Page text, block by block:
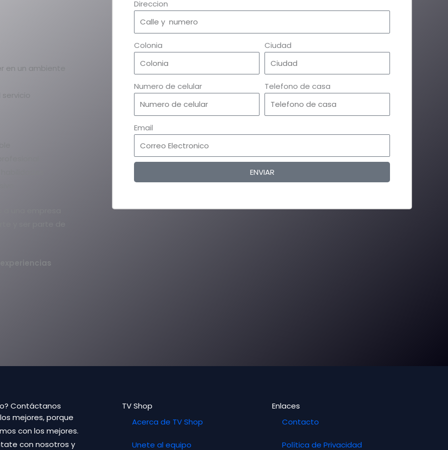
en un ambiente
una empresa
y ser parte de
Direccion
Colonia Ciudad
Numero de celular Telefono de casa
Email
ENVIAR
Contáctanos
mejores, porque
con los mejores.
con nosotros y
TV Shop
Acerca de TV Shop
Unete al equipo
Enlaces
Contacto
Política de Privacidad